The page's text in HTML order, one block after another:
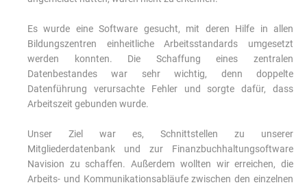
Es wurde eine Software gesucht, mit deren Hilfe in allen
Bildungszentren einheitliche Arbeitsstandards umgesetzt
werden konnten. Die Schaffung eines zentralen
Datenbestandes war sehr wichtig, denn doppelte
Datenführung verursachte Fehler und sorgte dafür, dass
Arbeitszeit gebunden wurde.
Unser Ziel war es, Schnittstellen zu unserer
Mitgliederdatenbank und zur Finanzbuchhaltungsoftware
Navision zu schaffen. Außerdem wollten wir erreichen, die
Arbeits- und Kommunikationsabläufe zwischen den einzelnen